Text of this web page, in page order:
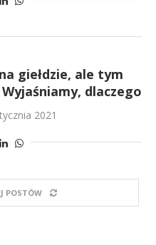
giełdzie, ale tym
dlaczego
2021
POSTÓW